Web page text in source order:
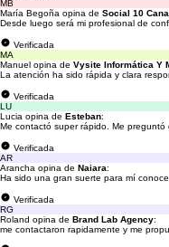
MB
María Begoña opina de Social 10
Desde luego será mi profesional de
Verificada
MA
Manuel opina de Vysite Informática Y
La atención ha sido rápida y clara
Verificada
LU
Lucia opina de Esteban:
Me contactó super rápido. Me
Verificada
AR
Arancha opina de Naiara:
Ha sido una gran suerte para mí
Verificada
RG
Roland opina de Brand Lab Agency:
me contactaron rapidamente y me